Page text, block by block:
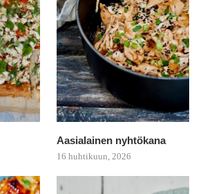
Aasialainen nyhtökana
16 huhtikuun, 2026